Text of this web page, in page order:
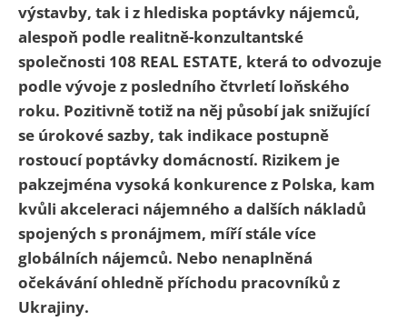
výstavby, tak i z hlediska poptávky nájemců,
alespoň podle realitně-konzultantské
společnosti 108 REAL ESTATE, která to odvozuje
podle vývoje z posledního čtvrletí loňského
roku. Pozitivně totiž na něj působí jak snižující
se úrokové sazby, tak indikace postupně
rostoucí poptávky domácností. Rizikem je
pakzejména vysoká konkurence z Polska, kam
kvůli akceleraci nájemného a dalších nákladů
spojených s pronájmem, míří stále více
globálních nájemců. Nebo nenaplněná
očekávání ohledně příchodu pracovníků z
Ukrajiny.